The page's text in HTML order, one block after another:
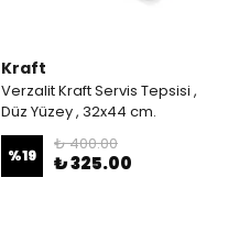
Kraft
Verzalit Kraft Servis Tepsisi ,
Düz Yüzey , 32x44 cm.
%19
₺ 400.00
₺ 325.00